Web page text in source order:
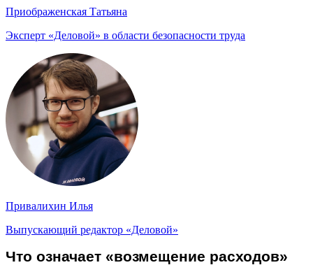
Приображенская Татьяна
Эксперт «Деловой» в области безопасности труда
Привалихин Илья
Выпускающий редактор «Деловой»
Что означает «возмещение расходов»